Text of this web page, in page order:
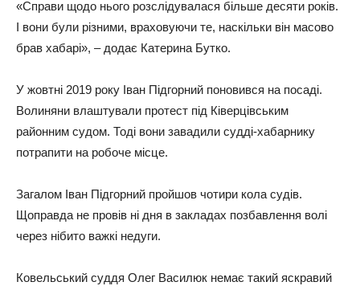
«Справи щодо нього розслідувалася більше десяти років.
І вони були різними, враховуючи те, наскільки він масово
брав хабарі», – додає Катерина Бутко.
У жовтні 2019 року Іван Підгорний поновився на посаді.
Волиняни влаштували протест під Ківерцівським
районним судом. Тоді вони завадили судді-хабарнику
потрапити на робоче місце.
Загалом Іван Підгорний пройшов чотири кола судів.
Щоправда не провів ні дня в закладах позбавлення волі
через нібито важкі недуги.
Ковельський суддя Олег Василюк немає такий яскравий